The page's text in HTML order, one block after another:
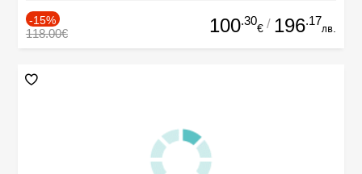
-15%
118.00€ 100.30
€ / 196.17
лв.